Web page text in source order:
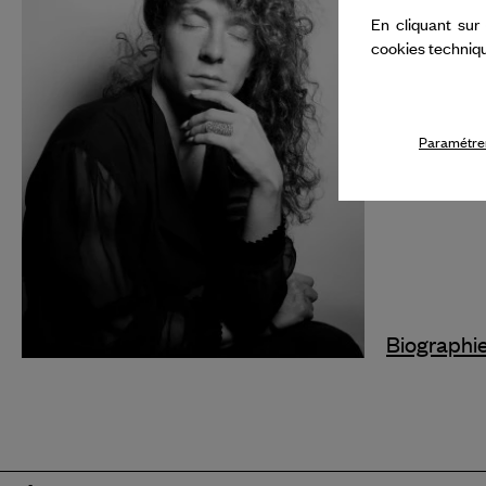
la
François
En cliquant sur
cookies